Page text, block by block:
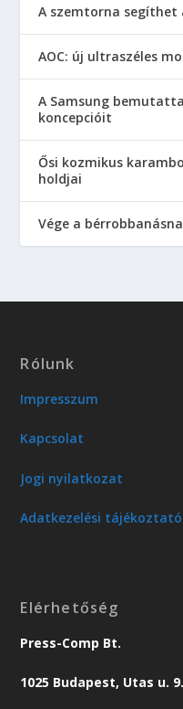
A szemtorna
AOC: új ultraszéles
A Samsung
koncepcióit
Ősi kozmikus
holdjai
Vége a
Rólunk
Impresszum
Kapcsolat
Jogi nyilatkozat
Adatkezelési tájékoztató
Elérhetőség
Press-Comp Bt.
1025 Budapest, Utas u. 9.